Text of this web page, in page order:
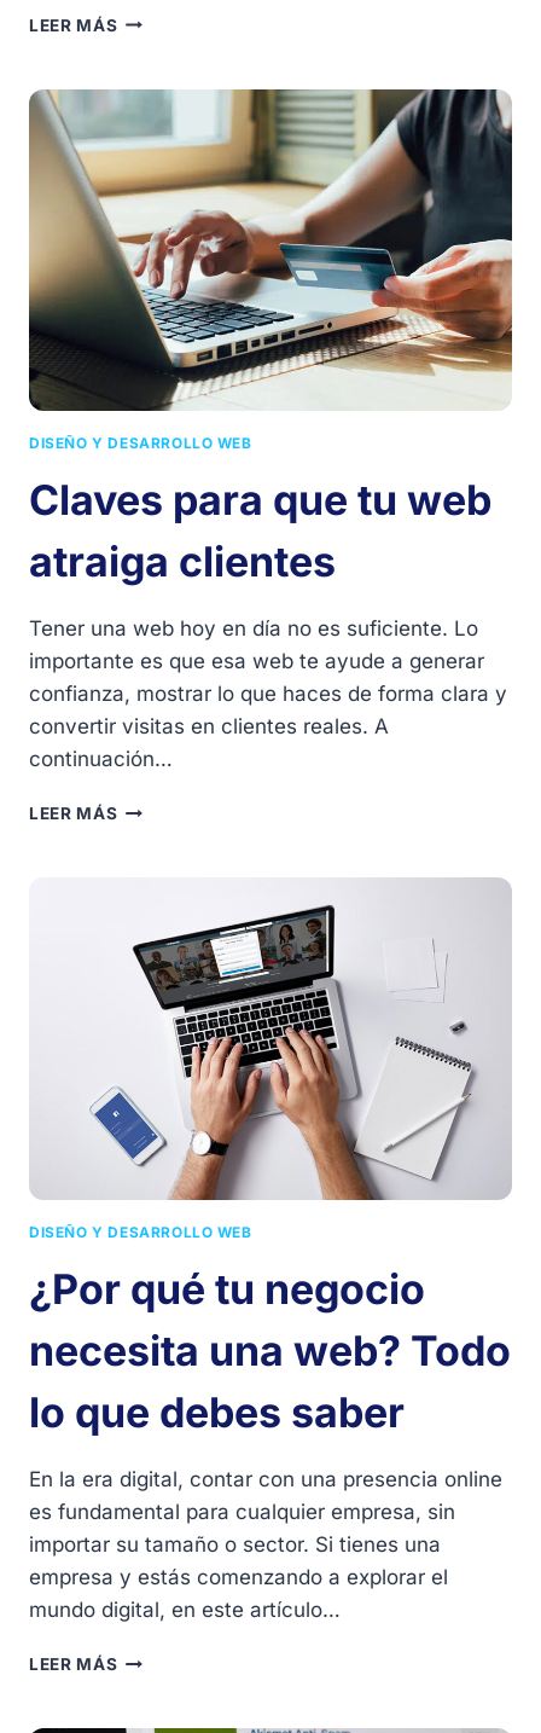
LEER MÁS¿TU
ACTUALIZADO?
RIESGOS
DE
IGNORAR
AVISOS
DE
TU
WEB
DISEÑO Y DESARROLLO WEB
Claves para que tu web
atraiga clientes
Tener una web hoy en día no es suficiente. Lo
importante es que esa web te ayude a generar
confianza, mostrar lo que haces de forma clara y
convertir visitas en clientes reales. A
continuación…
LEER MÁSCLAVES
ATRAIGA
CLIENTES
DISEÑO Y DESARROLLO WEB
¿Por qué tu negocio
necesita una web? Todo
lo que debes saber
En la era digital, contar con una presencia online
es fundamental para cualquier empresa, sin
importar su tamaño o sector. Si tienes una
empresa y estás comenzando a explorar el
mundo digital, en este artículo…
LEER MÁS¿POR